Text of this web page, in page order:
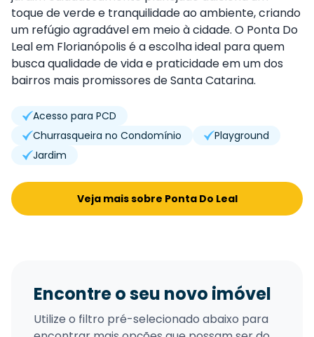
toque de verde e tranquilidade ao ambiente, criando
um refúgio agradável em meio à cidade. O Ponta Do
Leal em Florianópolis é a escolha ideal para quem
busca qualidade de vida e praticidade em um dos
bairros mais promissores de Santa Catarina.
Acesso para PCD
Churrasqueira no Condomínio
Playground
Jardim
Veja mais sobre Ponta Do Leal
Encontre o seu novo imóvel
Utilize o filtro pré-selecionado abaixo para